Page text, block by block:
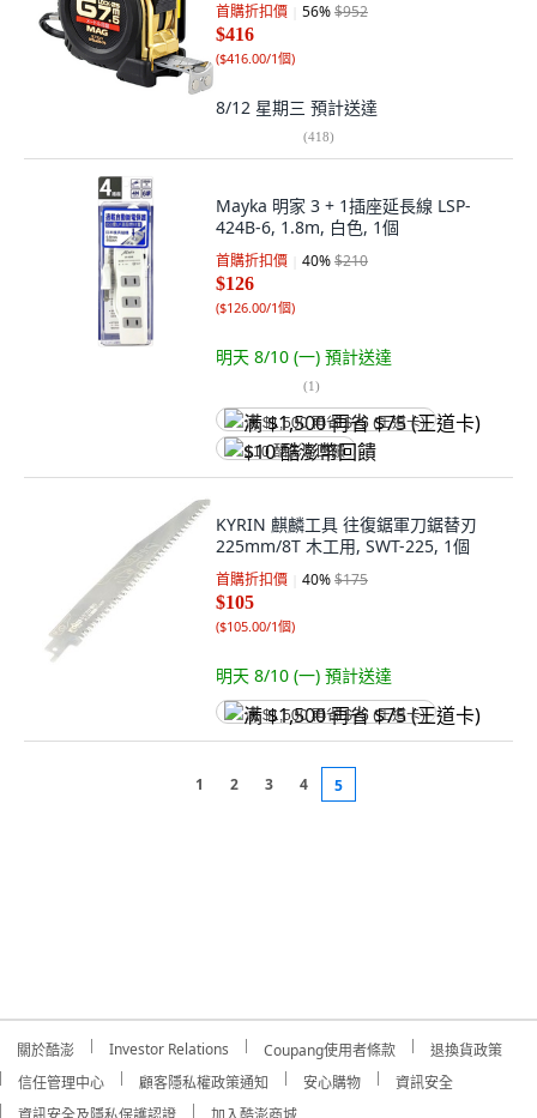
首購折扣價 56%$952
$416
($416.00/1個)
8/12 星期三 預計送達
(418)
Mayka 明家 3 + 1插座延長線 LSP-
424B-6, 1.8m, 白色, 1個
首購折扣價 40%$210
$126
($126.00/1個)
明天 8/10 (一) 預計送達
(1)
满 $1,500 再省 $75 (王道卡)
$10 酷澎幣回饋
KYRIN 麒麟工具 往復鋸軍刀鋸替刃
225mm/8T 木工用, SWT-225, 1個
首購折扣價 40%$175
$105
($105.00/1個)
明天 8/10 (一) 預計送達
满 $1,500 再省 $75 (王道卡)
1 2 3 4 5
關於酷澎 Investor Relations Coupang使用者條款
退換貨政策
信任管理中心
顧客隱私權政策通知 安心購物
資訊安全